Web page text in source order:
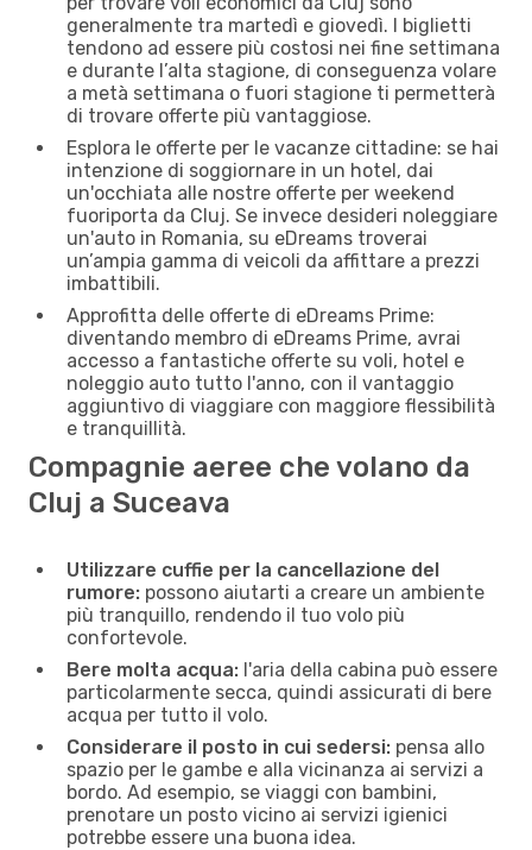
generalmente tra martedì e giovedì. I biglietti
tendono ad essere più costosi nei fine settimana
e durante l’alta stagione, di conseguenza volare
a metà settimana o fuori stagione ti permetterà
di trovare offerte più vantaggiose.
Esplora le offerte per le vacanze cittadine: se hai
intenzione di soggiornare in un hotel, dai
un'occhiata alle nostre offerte per weekend
fuoriporta da Cluj. Se invece desideri noleggiare
un'auto in Romania, su eDreams troverai
un’ampia gamma di veicoli da affittare a prezzi
imbattibili.
Approfitta delle offerte di eDreams Prime:
diventando membro di eDreams Prime, avrai
accesso a fantastiche offerte su voli, hotel e
noleggio auto tutto l'anno, con il vantaggio
aggiuntivo di viaggiare con maggiore flessibilità
e tranquillità.
Compagnie aeree che volano da
Cluj a Suceava
Utilizzare cuffie per la cancellazione del
rumore: possono aiutarti a creare un ambiente
più tranquillo, rendendo il tuo volo più
confortevole.
Bere molta acqua: l'aria della cabina può essere
particolarmente secca, quindi assicurati di bere
acqua per tutto il volo.
Considerare il posto in cui sedersi: pensa allo
spazio per le gambe e alla vicinanza ai servizi a
bordo. Ad esempio, se viaggi con bambini,
prenotare un posto vicino ai servizi igienici
potrebbe essere una buona idea.